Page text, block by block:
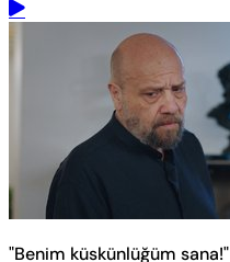
"Benim küskünlüğüm sana!"